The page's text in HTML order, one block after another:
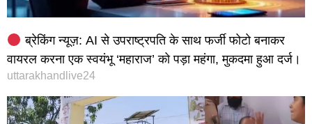
ब्रेकिंग न्यूज़: AI से उपराष्ट्रपति के साथ फर्जी फोटो बनाकर
वायरल करना एक स्वयंभू ‘महाराज’ को पड़ा महंगा, मुकदमा हुआ दर्ज।
uttarakhandlive24